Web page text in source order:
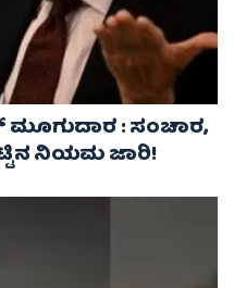
: ಸಂಚಾರ,
ನಿಯಮ ಜಾರಿ!